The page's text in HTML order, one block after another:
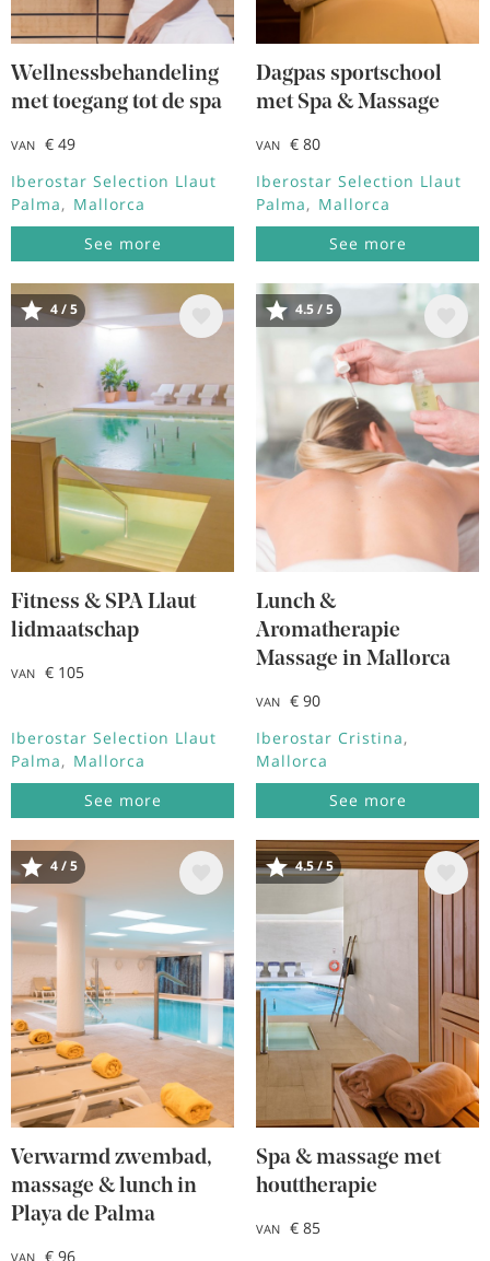
Wellnessbehandeling
met toegang tot de spa
VAN
€ 49
Iberostar Selection Llaut
Palma
Mallorca
See more
Dagpas sportschool
met Spa & Massage
VAN
€ 80
Iberostar Selection Llaut
Palma
Mallorca
See more
Afbeelding
4 / 5
Fitness & SPA Llaut
lidmaatschap
VAN € 105
Iberostar Selection Llaut
Palma
Mallorca
See more
Afbeelding
4.5 / 5
Lunch &
Aromatherapie
Massage in Mallorca
VAN
€ 90
Iberostar Cristina
Mallorca
See more
Afbeelding
4 / 5
Verwarmd zwembad,
massage & lunch in
Playa de Palma
€ 96
Afbeelding
4.5 / 5
Spa & massage met
houttherapie
VAN € 85